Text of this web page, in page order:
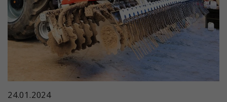
24.01.2024